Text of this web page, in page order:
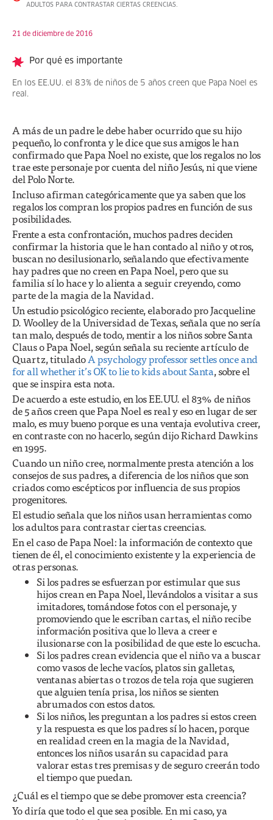
ADULTOS PARA CONTRASTAR CIERTAS CREENCIAS.
21 de diciembre de 2016
Por qué es importante
En los EE.UU. el 83% de niños de 5 años creen que Papa Noel es
real.
A más de un padre le debe haber ocurrido que su hijo
pequeño, lo confronta y le dice que sus amigos le han
confirmado que Papa Noel no existe, que los regalos no los
trae este personaje por cuenta del niño Jesús, ni que viene
del Polo Norte.
Incluso afirman categóricamente que ya saben que los
regalos los compran los propios padres en función de sus
posibilidades.
Frente a esta confrontación, muchos padres deciden
confirmar la historia que le han contado al niño y otros,
buscan no desilusionarlo, señalando que efectivamente
hay padres que no creen en Papa Noel, pero que su
familia sí lo hace y lo alienta a seguir creyendo, como
parte de la magia de la Navidad.
Un estudio psicológico reciente, elaborado pro Jacqueline
D. Woolley de la Universidad de Texas, señala que no sería
tan malo, después de todo, mentir a los niños sobre Santa
Claus o Papa Noel, según señala su reciente artículo de
Quartz, tituladoA psychology professor settles once and
for all whether it’s OK to lie to kids about Santa, sobre el
que se inspira esta nota.
De acuerdo a este estudio, en los EE.UU. el 83% de niños
de 5 años creen que Papa Noel es real y eso en lugar de ser
malo, es muy bueno porque es una ventaja evolutiva creer,
en contraste con no hacerlo, según dijo Richard Dawkins
en 1995.
Cuando un niño cree, normalmente presta atención a los
consejos de sus padres, a diferencia de los niños que son
criados como escépticos por influencia de sus propios
progenitores.
El estudio señala que los niños usan herramientas como
los adultos para contrastar ciertas creencias.
En el caso de Papa Noel: la información de contexto que
tienen de él, el conocimiento existente y la experiencia de
otras personas.
Si los padres se esfuerzan por estimular que sus
hijos crean en Papa Noel, llevándolos a visitar a sus
imitadores, tomándose fotos con el personaje, y
promoviendo que le escriban cartas, el niño recibe
información positiva que lo lleva a creer e
ilusionarse con la posibilidad de que este lo escucha.
Si los padres crean evidencia que el niño va a buscar
como vasos de leche vacíos, platos sin galletas,
ventanas abiertas o trozos de tela roja que sugieren
que alguien tenía prisa, los niños se sienten
abrumados con estos datos.
Si los niños, les preguntan a los padres si estos creen
y la respuesta es que los padres sí lo hacen, porque
en realidad creen en la magia de la Navidad,
entonces los niños usarán su capacidad para
valorar estas tres premisas y de seguro creerán todo
el tiempo que puedan.
¿Cuál es el tiempo que se debe promover esta creencia?
Yo diría que todo el que sea posible. En mi caso, ya